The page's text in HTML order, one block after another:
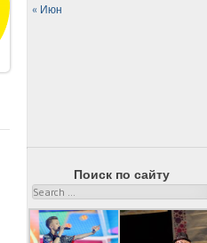
« Июн
Поиск по сайту
Search